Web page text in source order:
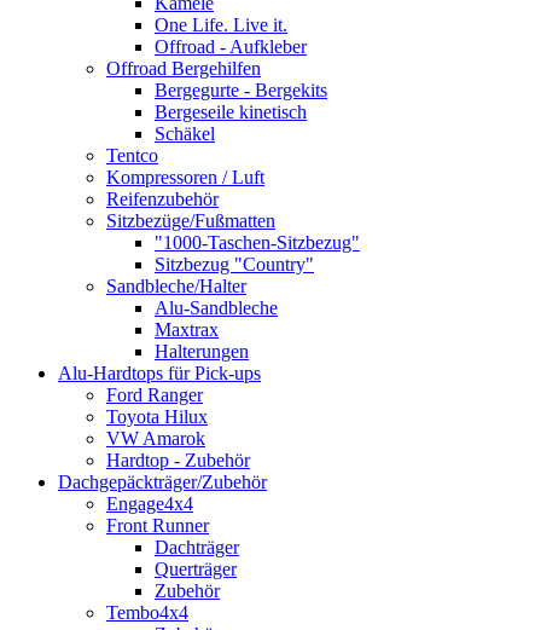
One Life. Live it.
Offroad - Aufkleber
Offroad Bergehilfen
Bergegurte - Bergekits
Bergeseile kinetisch
Schäkel
Tentco
Kompressoren / Luft
Reifenzubehör
Sitzbezüge/Fußmatten
"1000-Taschen-Sitzbezug"
Sitzbezug "Country"
Sandbleche/Halter
Alu-Sandbleche
Maxtrax
Halterungen
Alu-Hardtops für Pick-ups
Ford Ranger
Toyota Hilux
VW Amarok
Hardtop - Zubehör
Dachgepäckträger/Zubehör
Engage4x4
Front Runner
Dachträger
Querträger
Zubehör
Tembo4x4